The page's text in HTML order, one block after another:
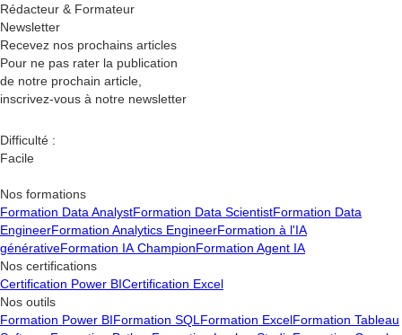
Rédacteur & Formateur
Newsletter
Recevez nos prochains articles
Pour ne pas rater la publication
de notre prochain article,
inscrivez-vous à notre newsletter
Difficulté :
Facile
Nos formations
Formation Data AnalystFormation Data ScientistFormation Data
EngineerFormation Analytics EngineerFormation à l'IA
générativeFormation IA ChampionFormation Agent IA
Nos certifications
Certification Power BICertification Excel
Nos outils
Formation Power BIFormation SQL Formation ExcelFormation Tableau